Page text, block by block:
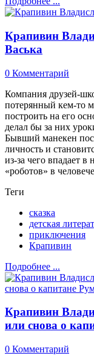
Крапивин
Васька
0 Комментарий
Компания друзей-
потерянный кем-то
построить на его
делал бы за них
Бывший манекен
личность и
из-за чего впадает
«роботов» в
Теги
сказка
детская
приключения
Крапивин
Подробнее ...
Крапивин
или снова о
0 Комментарий